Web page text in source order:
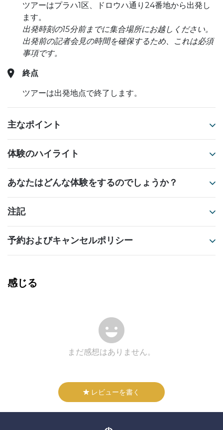
ツアーはプラハ1区、ドロウハ通り24番地から出発し
ます。
出発時刻の15分前までに集合場所にお越しください。
出発前の記者会見の時間を確保するため、これは必須
事項です。
終点
ツアーは出発地点で終了します。
主なポイント
体験のハイライト
あなたはどんな体験をするのでしょうか？
注記
予約およびキャンセルポリシー
感じる
まだ感想はありません。
レビューを書く